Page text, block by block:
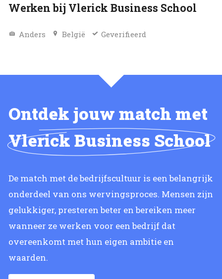
Werken bij Vlerick Business School
Anders België Geverifieerd
Ontdek jouw match met
Vlerick Business School
De match met de bedrijfscultuur is een belangrijk
onderdeel van ons wervingsproces. Mensen zijn
gelukkiger, presteren beter en bereiken meer
wanneer ze werken voor een bedrijf dat
overeenkomt met hun eigen ambitie en
waarden.